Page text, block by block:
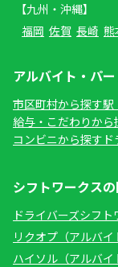
【九州・沖縄】
福岡 佐賀 長崎 熊
アルバイト・パ
市区町村から探す駅
給与・こだわりから
コンビニから探す
シフトワークス
ドライバーズシフト
リクオプ（アルバイ
ハイソル（アルバイ